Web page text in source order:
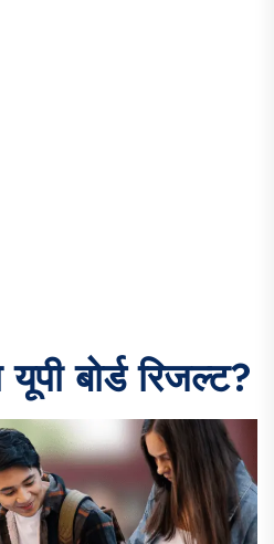
बोर्ड रिजल्ट?